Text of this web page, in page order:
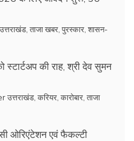
उत्तराखंड ताजा खबर पुरस्कार शासन-
स्टार्टअप की राह, श्री देव सुमन
उत्तराखंड करियर कारोबार ताजा
ओरिएंटेशन एवं फैकल्टी